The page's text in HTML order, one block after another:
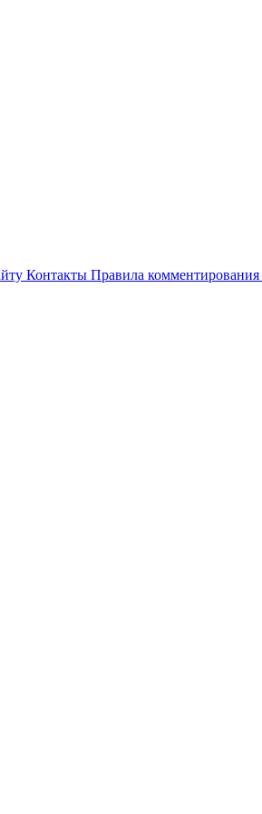
Контакты Правила комментирования